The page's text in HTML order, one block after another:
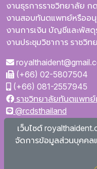
งานธุรการราชวิทยาลัย ก
งานสอบทันตแพทย์หรืออ
งานการเงิน บัญชีและพัส
งานประชุมวิชาการ ราชวิ
(+66) 02-5807504
(+66) 081-2557945
ราชวิทยาลัยทันตแพทย์
@rcdsthailand
royalthaident
@royalthaident
Royal College of
เว็บไซต์
จัดการข้อมูลส่วนบุคคล